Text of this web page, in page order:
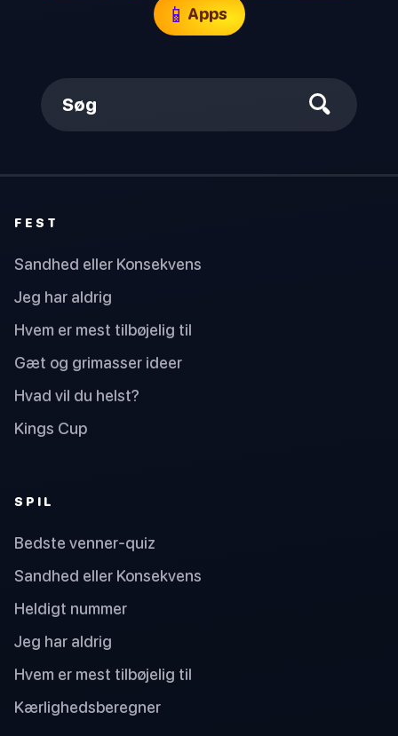
📱 Apps
Søg
FEST
Sandhed eller Konsekvens
Jeg har aldrig
Hvem er mest tilbøjelig til
Gæt og grimasser ideer
Hvad vil du helst?
Kings Cup
SPIL
Bedste venner-quiz
Sandhed eller Konsekvens
Heldigt nummer
Jeg har aldrig
Hvem er mest tilbøjelig til
Kærlighedsberegner